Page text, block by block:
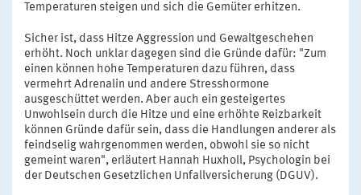
Temperaturen steigen und sich die Gemüter erhitzen.
Sicher ist, dass Hitze Aggression und Gewaltgeschehen
erhöht. Noch unklar dagegen sind die Gründe dafür: "Zum
einen können hohe Temperaturen dazu führen, dass
vermehrt Adrenalin und andere Stresshormone
ausgeschüttet werden. Aber auch ein gesteigertes
Unwohlsein durch die Hitze und eine erhöhte Reizbarkeit
können Gründe dafür sein, dass die Handlungen anderer als
feindselig wahrgenommen werden, obwohl sie so nicht
gemeint waren", erläutert Hannah Huxholl, Psychologin bei
der Deutschen Gesetzlichen Unfallversicherung (DGUV).